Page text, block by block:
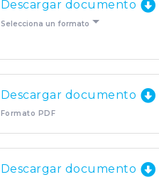
Descargar documento
Selecciona un formato
Descargar documento
Formato PDF
Descargar documento